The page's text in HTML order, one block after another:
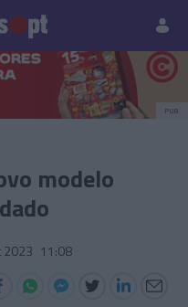
Paisagens
PUB
modelo
2023 11:08